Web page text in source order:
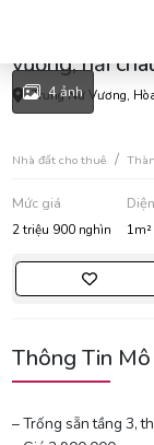
- trống sẵn
vương, hải
Trưng Nữ Vương,
4 ảnh
Nhà đất cho thuê
Mức giá
2 triệu 900 nghìn 1m²
Thông Tin Mô
– Trống sẵn tầng 3,